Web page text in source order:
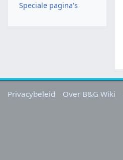
Speciale pagina's
Privacybeleid Over B&G Wiki